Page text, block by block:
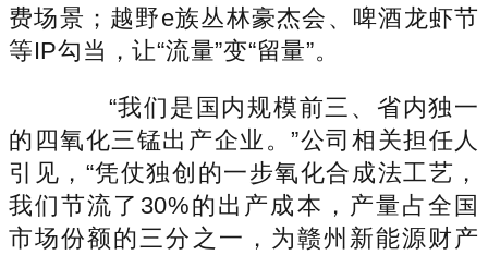
费场景；越野e族丛林豪杰会、啤酒龙虾节
等IP勾当，让“流量”变“留量”。
“我们是国内规模前三、省内独一
的四氧化三锰出产企业。”公司相关担任人
引见，“凭仗独创的一步氧化合成法工艺，
我们节流了30%的出产成本，产量占全国
市场份额的三分之一，为赣州新能源财产